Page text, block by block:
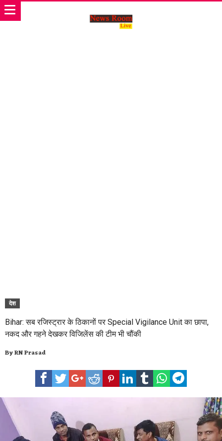
देश
Bihar: सब रजिस्ट्रार के ठिकानों पर Special Vigilance Unit का छापा,
नकद और गहने देखकर विजिलेंस की टीम भी चौंकी
ByRN Prasad